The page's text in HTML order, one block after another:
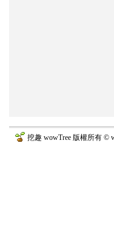
挖趣 wowTree 版權所有 ©